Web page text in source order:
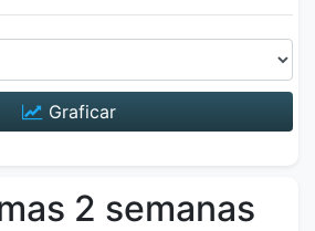
Graficar
2 semanas